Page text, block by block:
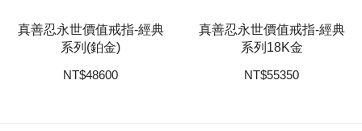
真善忍永世價值戒指-經典
系列(鉑金)
NT$48600
真善忍永世價值戒指-經典
系列18K金
NT$55350